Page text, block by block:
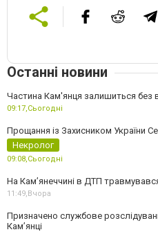
Останні новини
Частина Кам'янця залишиться без
09:17,Сьогодні
Прощання із Захисником України
Некролог
09:08,Сьогодні
На Кам’янеччині в ДТП
11:49,Вчора
Призначено службове
Кам’янці